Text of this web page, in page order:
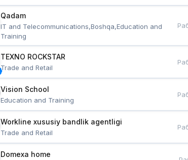
Qadam
IT and Telecommunications,Boshqa,Education and
Training
TEXNO ROCKSTAR
Trade and Retail
Vision School
Education and Training
Workline xususiy bandlik agentligi
Trade and Retail
Domexa home